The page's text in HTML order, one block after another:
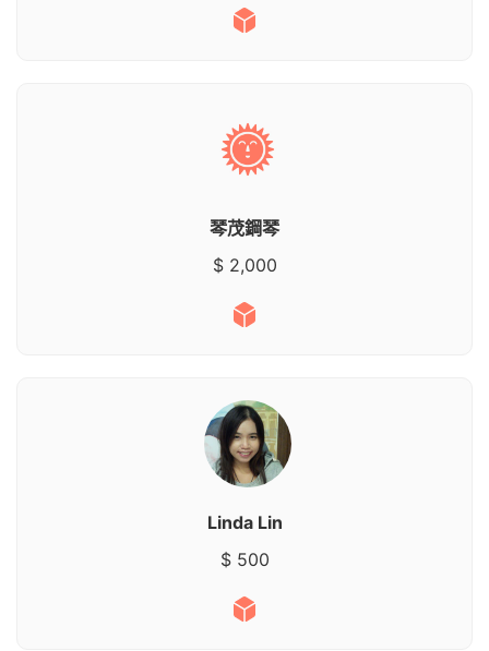
琴茂鋼琴
$ 2,000
Linda Lin
$ 500